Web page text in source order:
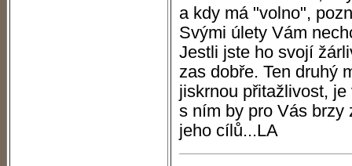
a kdy má "volno",
Svými úlety Vám
Jestli jste ho svojí
zas dobře. Ten druhý
jiskrnou přitažlivost,
s ním by pro Vás brzy
jeho cílů...LA